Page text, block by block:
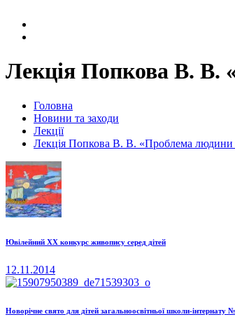
Лекція Попкова В. В.
Головна
Новини та заходи
Лекції
Лекція Попкова В. В. «Проблема людини
Ювілейний ХХ конкурс живопису серед дітей
12.11.2014
Новорічне свято для дітей загальноосвітньої школи-інтернату